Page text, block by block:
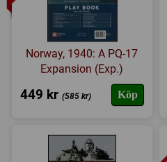
Norway, 1940: A PQ-17
Expansion (Exp.)
449 kr (585 kr) Köp